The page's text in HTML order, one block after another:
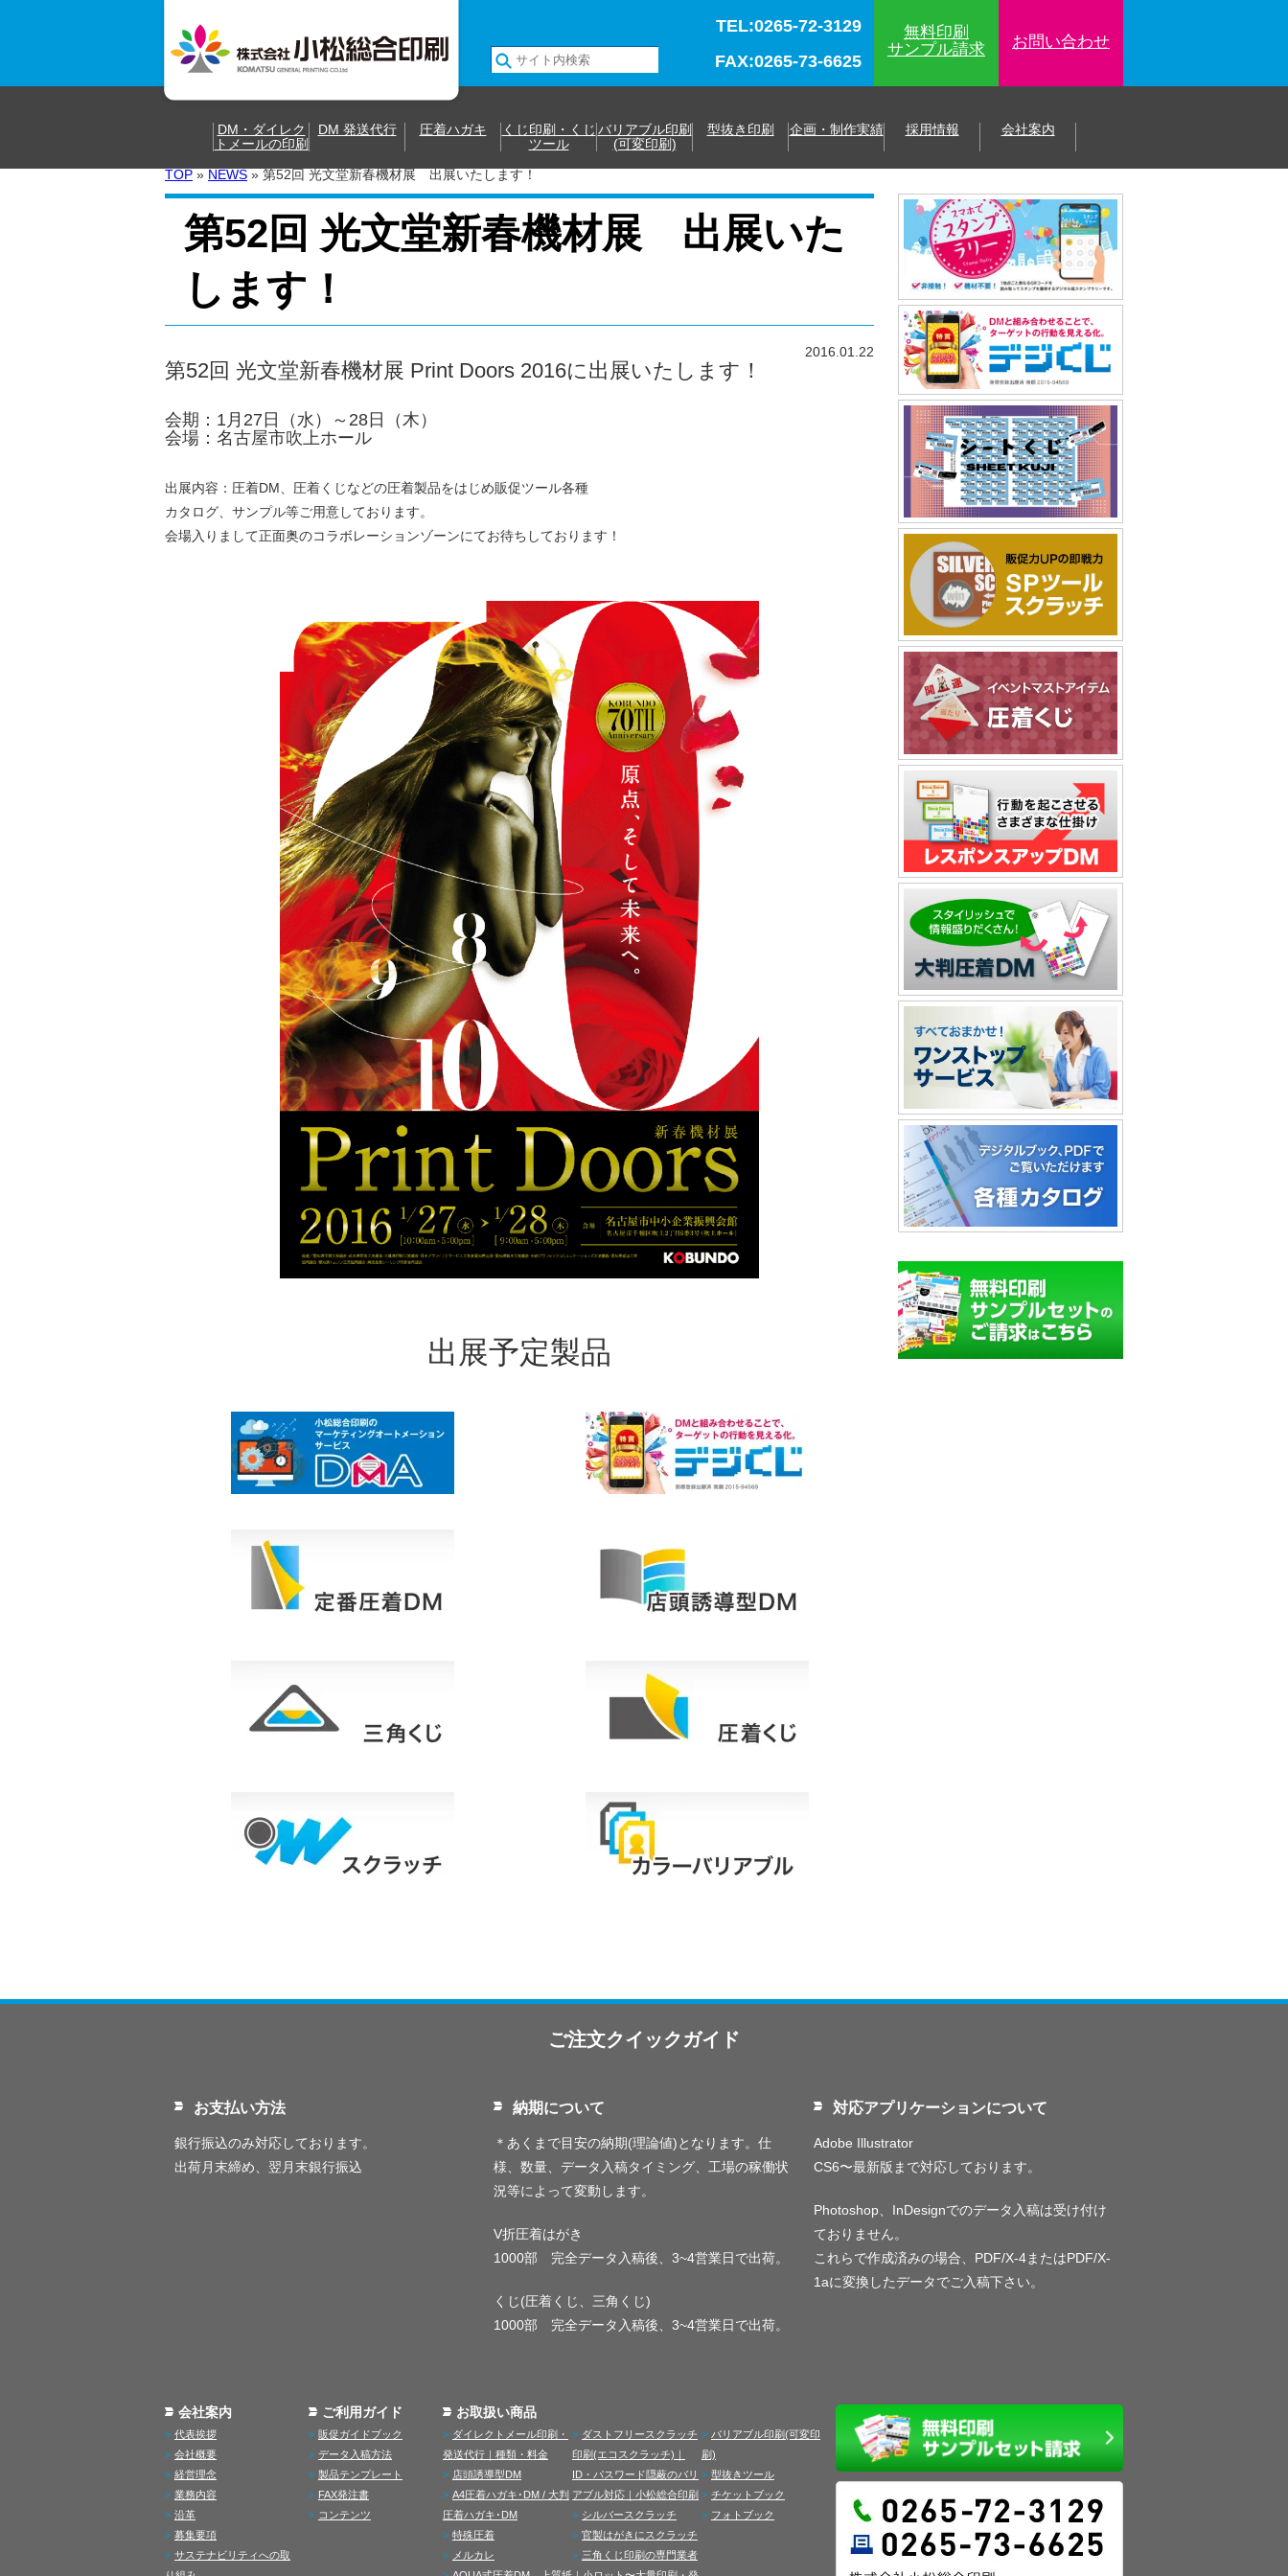
TEL:0265-72-3129
FAX:0265-73-6625
無料印刷
サンプル請求 お問い合わせ
DM・ダイレク
トメールの印刷
DM 発送代行 圧着ハガキ
くじ印刷・くじ
ツール
バリアブル印刷
(可変印刷)
型抜き印刷 企画・制作実績 採用情報 会社案内
TOP » NEWS » 第52回 光文堂新春機材展 出展いたします！
第52回 光文堂新春機材展 出展いた
します！
2016.01.22
第52回 光文堂新春機材展 Print Doors 2016に出展いたします！
会期：1月27日（水）～28日（木）
会場：名古屋市吹上ホール
出展内容：圧着DM、圧着くじなどの圧着製品をはじめ販促ツール各種
カタログ、サンプル等ご用意しております。
会場入りまして正面奥のコラボレーションゾーンにてお待ちしております！
出展予定製品
ご注文クイックガイド
お支払い方法
銀行振込のみ対応しております。
出荷月末締め、翌月末銀行振込
納期について
＊あくまで目安の納期(理論値)となります。仕
様、数量、データ入稿タイミング、工場の稼働状
況等によって変動します。
V折圧着はがき
1000部 完全データ入稿後、3~4営業日で出荷。
くじ(圧着くじ、三角くじ)
1000部 完全データ入稿後、3~4営業日で出荷。
対応アプリケーションについて
Adobe Illustrator
CS6〜最新版まで対応しております。
Photoshop、InDesignでのデータ入稿は受け付け
ておりません。
これらで作成済みの場合、PDF/X-4またはPDF/X-
1aに変換したデータでご入稿下さい。
会社案内
代表挨拶
会社概要
経営理念
業務内容
沿革
募集要項
サステナビリティへの取
ご利用ガイド
販促ガイドブック
データ入稿方法
製品テンプレート
FAX発注書
コンテンツ
お取扱い商品
ダイレクトメール印刷・
発送代行｜種類・料金
店頭誘導型DM
A4圧着ハガキ･DM / 大判
圧着ハガキ･DM
特殊圧着
メルカレ
ダストフリースクラッチ
印刷(エコスクラッチ)｜
ID・パスワード隠蔽のバリ
アブル対応｜小松総合印刷
シルバースクラッチ
官製はがきにスクラッチ
三角くじ印刷の専門業者
バリアブル印刷(可変印
刷)
型抜きツール
チケットブック
フォトブック